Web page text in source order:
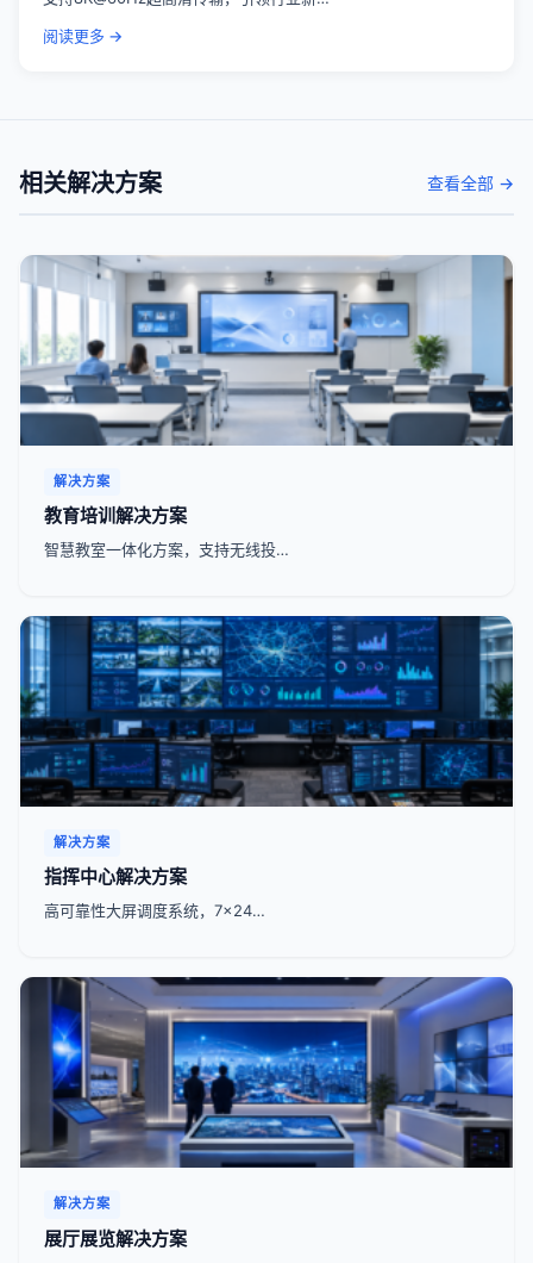
阅读更多 →
相关解决方案 查看全部 →
解决方案
教育培训解决方案
智慧教室一体化方案，支持无线投…
解决方案
指挥中心解决方案
高可靠性大屏调度系统，7x24…
解决方案
展厅展览解决方案